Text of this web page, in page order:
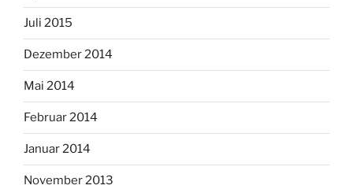
Juli 2015
Dezember 2014
Mai 2014
Februar 2014
Januar 2014
November 2013